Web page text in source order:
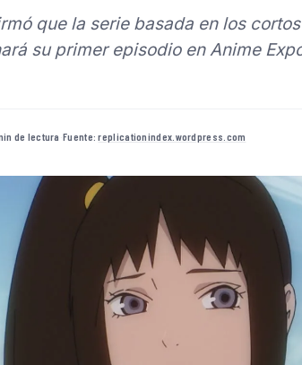
que la serie basada en los
su primer episodio en Anime
de lectura ·Fuente:replicationindex.wordpress.com